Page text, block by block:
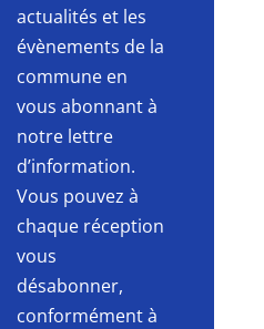
actualités et les
évènements de la
commune en
vous abonnant à
notre lettre
d’information.
Vous pouvez à
chaque réception
vous
désabonner,
conformément à